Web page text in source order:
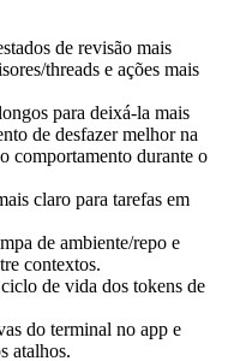
de revisão mais
threads e ações mais
para deixá-la mais
de desfazer melhor na
comportamento durante o
claro para tarefas em
de ambiente/repo e
contextos.
de vida dos tokens de
do terminal no app e
atalhos.